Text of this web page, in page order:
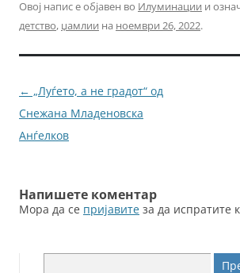
c
e
b
o
o
k
itt
er
ai
l
ss
e
n
g
er
Овој напис е објавен во Илуминации и
детство, џамлии на ноември 26, 2022.
Навигација
за
написи
← „Луѓето, а не градот“ од
Снежана Младеновска
Анѓелков
Напишете коментар
Мора да се пријавите за да испратите